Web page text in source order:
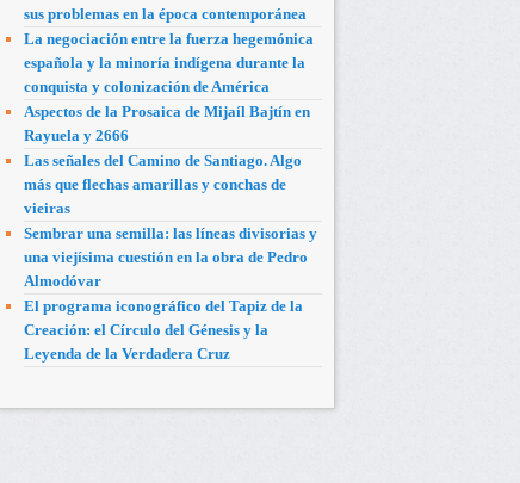
sus problemas en la época contemporánea
La negociación entre la fuerza hegemónica
española y la minoría indígena durante la
conquista y colonización de América
Aspectos de la Prosaica de Mijaíl Bajtín en
Rayuela y 2666
Las señales del Camino de Santiago. Algo
más que flechas amarillas y conchas de
vieiras
Sembrar una semilla: las líneas divisorias y
una viejísima cuestión en la obra de Pedro
Almodóvar
El programa iconográfico del Tapiz de la
Creación: el Círculo del Génesis y la
Leyenda de la Verdadera Cruz